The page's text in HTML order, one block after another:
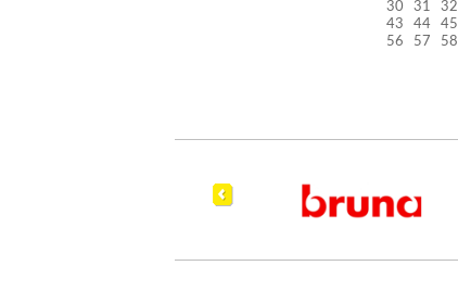
30
31 32
43
44 45
56
57 58